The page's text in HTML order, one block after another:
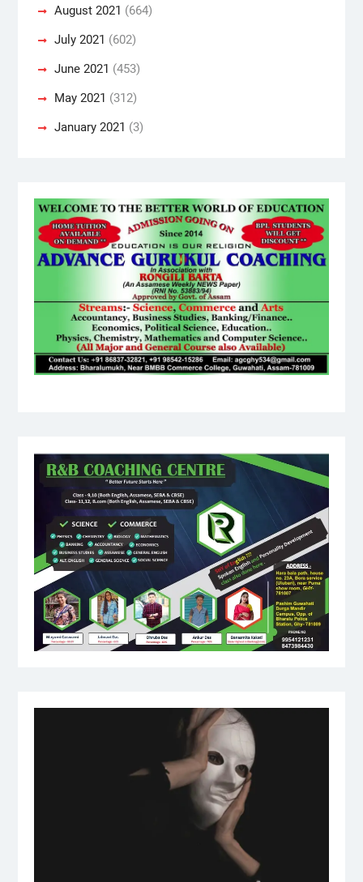
August 2021 (664)
July 2021 (602)
June 2021 (453)
May 2021 (312)
January 2021 (3)